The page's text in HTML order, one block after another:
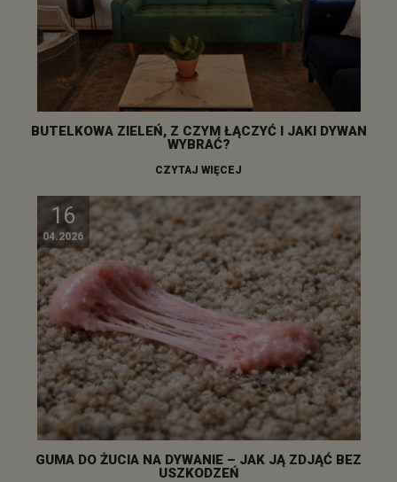
BUTELKOWA ZIELEŃ, Z CZYM ŁĄCZYĆ I JAKI DYWAN
WYBRAĆ?
CZYTAJ WIĘCEJ
16
04.2026
GUMA DO ŻUCIA NA DYWANIE – JAK JĄ ZDJĄĆ BEZ
USZKODZEŃ